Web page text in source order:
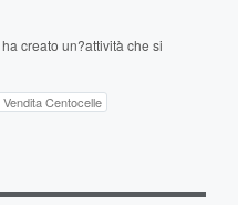
creato un?attività che si
Centocelle